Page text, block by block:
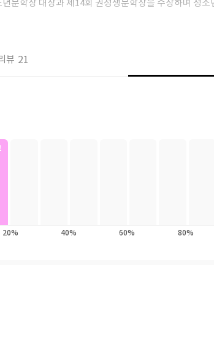
년문학상 대상과 제14회 권정생문학상을 수상하며 청
신작. 『훌훌』에서 단절된 과거를 딛고 내일을 향해 나
한번 청소년들에게 다가간다.
성 장애를 가진 동생을 둔 주인공 윤아와 저마다 ‘삶의
는 눈부신 과정을 그린다. “꼬인 상태로 시작한 인생”
드는 이들의 모습은 독자들에게 짜릿한 해방감과 뭉클
뷰 21
20% 40% 60% 80%